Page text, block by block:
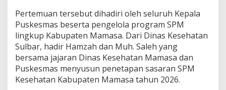
i
n
k
e
s
S
u
l
b
Pertemuan tersebut dihadiri oleh seluruh Kepala
Puskesmas beserta pengelola program SPM
lingkup Kabupaten Mamasa. Dari Dinas Kesehatan
Sulbar, hadir Hamzah dan Muh. Saleh yang
bersama jajaran Dinas Kesehatan Mamasa dan
Puskesmas menyusun penetapan sasaran SPM
Kesehatan Kabupaten Mamasa tahun 2026.